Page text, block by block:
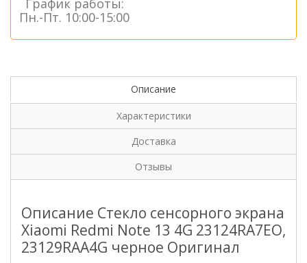
График работы:
Пн.-Пт. 10:00-15:00
Описание
Характеристики
Доставка
Отзывы
Описание Стекло сенсорного экрана
Xiaomi Redmi Note 13 4G 23124RA7EO,
23129RAA4G черное Оригинал